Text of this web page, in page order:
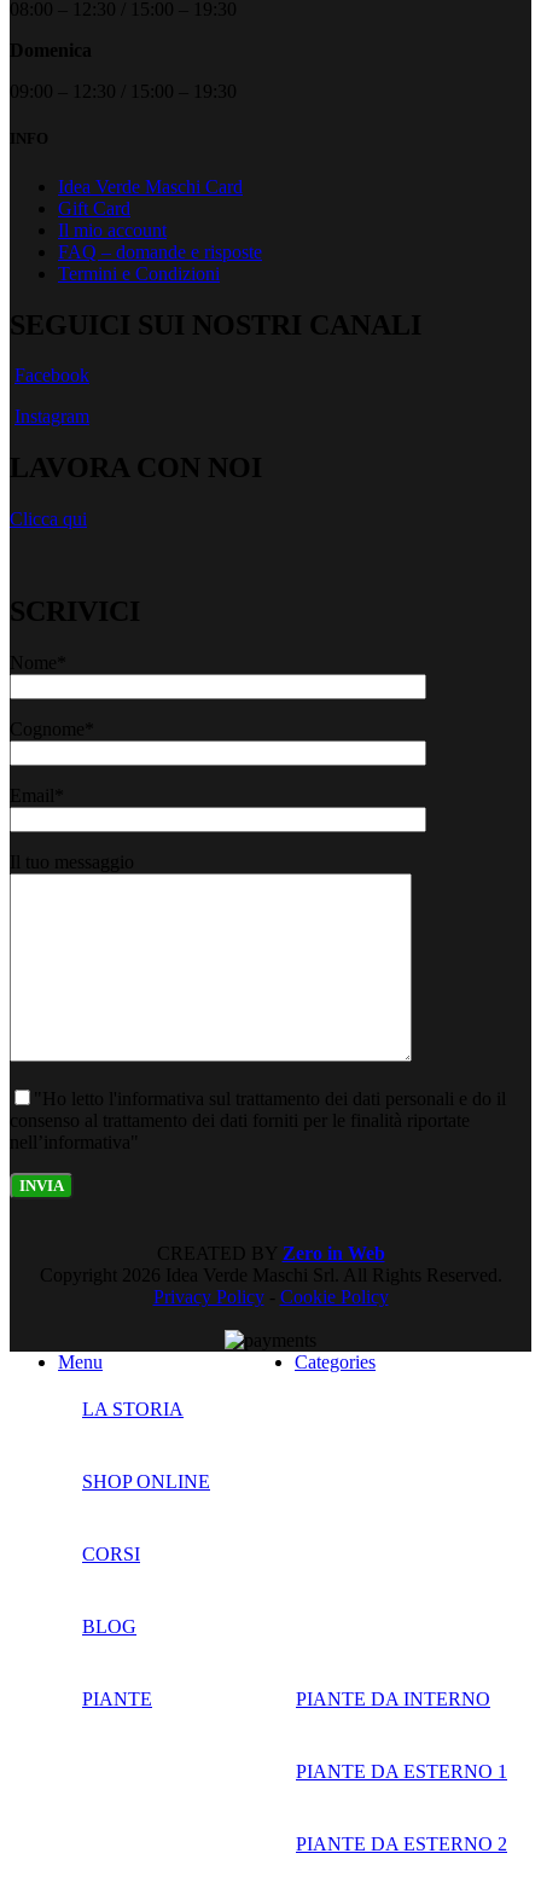
08:00 – 12:30 / 15:00 – 19:30
Domenica
09:00 – 12:30 / 15:00 – 19:30
INFO
Idea Verde Maschi Card
Gift Card
Il mio account
FAQ – domande e risposte
Termini e Condizioni
SEGUICI SUI NOSTRI CANALI
Facebook
Instagram
LAVORA CON NOI
Clicca qui
SCRIVICI
Nome*
Cognome*
Email*
Il tuo messaggio
"Ho letto l'informativa sul trattamento dei dati personali e do il
consenso al trattamento dei dati forniti per le finalità riportate
nell’informativa"
CREATED BY Zero in Web
Copyright
2026 Idea Verde Maschi Srl. All Rights Reserved.
Privacy Policy- Cookie Policy
Menu Categories
LA STORIA
SHOP ONLINE
CORSI
BLOG
PIANTE PIANTE DA INTERNO
PIANTE DA ESTERNO 1
PIANTE DA ESTERNO 2